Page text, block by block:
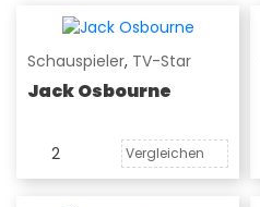
Schauspieler, TV-Star
Jack Osbourne
2 Vergleichen